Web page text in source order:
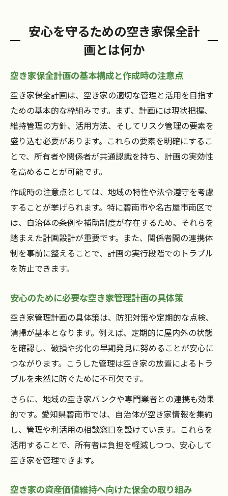
安心を守るための空き家保全計
画とは何か
空き家保全計画の基本構成と作成時の注意点
空き家保全計画は、空き家の適切な管理と活用を目指す
ための基本的な枠組みです。まず、計画には現状把握、
維持管理の方針、活用方法、そしてリスク管理の要素を
盛り込む必要があります。これらの要素を明確にするこ
とで、所有者や関係者が共通認識を持ち、計画の実効性
を高めることが可能です。
作成時の注意点としては、地域の特性や法令遵守を考慮
することが挙げられます。特に碧南市や名古屋市南区で
は、自治体の条例や補助制度が存在するため、それらを
踏まえた計画設計が重要です。また、関係者間の連携体
制を事前に整えることで、計画の実行段階でのトラブル
を防止できます。
安心のために必要な空き家管理計画の具体策
空き家管理計画の具体策は、防犯対策や定期的な点検、
清掃が基本となります。例えば、定期的に屋内外の状態
を確認し、破損や劣化の早期発見に努めることが安心に
つながります。こうした管理は空き家の放置によるトラ
ブルを未然に防ぐために不可欠です。
さらに、地域の空き家バンクや専門業者との連携も効果
的です。愛知県碧南市では、自治体が空き家情報を集約
し、管理や利活用の相談窓口を設けています。これらを
活用することで、所有者は負担を軽減しつつ、安心して
空き家を管理できます。
空き家の資産価値維持へ向けた保全の取り組み